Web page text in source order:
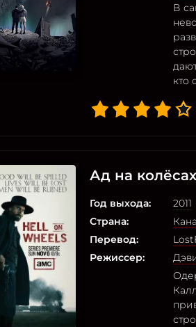
В
кто
Ад на колёсах
Год выхода:
2011
Страна:
Перевод:
Режиссер: